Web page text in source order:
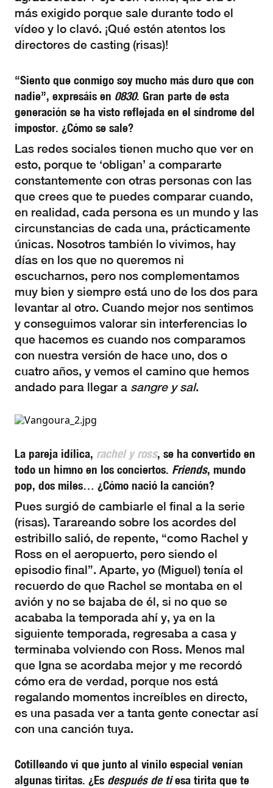
más exigido porque sale durante todo el
vídeo y lo clavó. ¡Qué estén atentos los
directores de casting (risas)!
“Siento que conmigo soy mucho más duro que con
nadie”, expresáis en 0830. Gran parte de esta
generación se ha visto reflejada en el síndrome del
impostor. ¿Cómo se sale?
Las redes sociales tienen mucho que ver en
esto, porque te ‘obligan’ a compararte
constantemente con otras personas con las
que crees que te puedes comparar cuando,
en realidad, cada persona es un mundo y las
circunstancias de cada una, prácticamente
únicas. Nosotros también lo vivimos, hay
días en los que no queremos ni
escucharnos, pero nos complementamos
muy bien y siempre está uno de los dos para
levantar al otro. Cuando mejor nos sentimos
y conseguimos valorar sin interferencias lo
que hacemos es cuando nos comparamos
con nuestra versión de hace uno, dos o
cuatro años, y vemos el camino que hemos
andado para llegar a sangre y sal.
La pareja idílica, rachel y ross, se ha convertido en
todo un himno en los conciertos. Friends, mundo
pop, dos miles… ¿Cómo nació la canción?
Pues surgió de cambiarle el final a la serie
(risas). Tarareando sobre los acordes del
estribillo salió, de repente, “como Rachel y
Ross en el aeropuerto, pero siendo el
episodio final”. Aparte, yo (Miguel) tenía el
recuerdo de que Rachel se montaba en el
avión y no se bajaba de él, si no que se
acababa la temporada ahí y, ya en la
siguiente temporada, regresaba a casa y
terminaba volviendo con Ross. Menos mal
que Igna se acordaba mejor y me recordó
cómo era de verdad, porque nos está
regalando momentos increíbles en directo,
es una pasada ver a tanta gente conectar así
con una canción tuya.
Cotilleando vi que junto al vinilo especial venían
algunas tiritas. ¿Es después de tiesa tirita que te